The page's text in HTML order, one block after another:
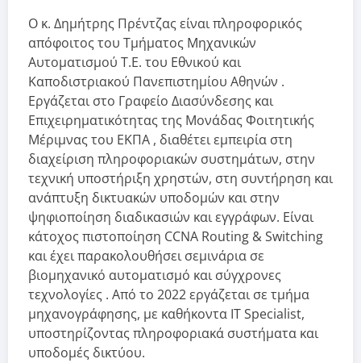
Ο κ. Δημήτρης Πρέντζας είναι πληροφορικός
απόφοιτος του Τμήματος Μηχανικών
Αυτοματισμού Τ.Ε. του Εθνικού και
Καποδιστριακού Πανεπιστημίου Αθηνών .
Εργάζεται στο Γραφείο Διασύνδεσης και
Επιχειρηματικότητας της Μονάδας Φοιτητικής
Μέριμνας του ΕΚΠΑ , διαθέτει εμπειρία στη
διαχείριση πληροφοριακών συστημάτων, στην
τεχνική υποστήριξη χρηστών, στη συντήρηση και
ανάπτυξη δικτυακών υποδομών και στην
ψηφιοποίηση διαδικασιών και εγγράφων. Είναι
κάτοχος πιστοποίηση CCNA Routing & Switching
και έχει παρακολουθήσει σεμινάρια σε
βιομηχανικό αυτοματισμό και σύγχρονες
τεχνολογίες . Από το 2022 εργάζεται σε τμήμα
μηχανογράφησης, με καθήκοντα IT Specialist,
υποστηρίζοντας πληροφοριακά συστήματα και
υποδομές δικτύου.